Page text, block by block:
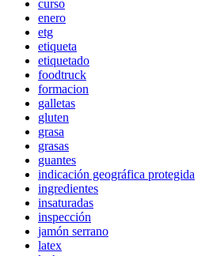
curso
enero
etg
etiqueta
etiquetado
foodtruck
formacion
galletas
gluten
grasa
grasas
guantes
indicación geográfica protegida
ingredientes
insaturadas
inspección
jamón serrano
latex